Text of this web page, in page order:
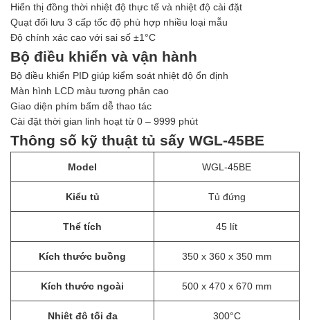
Hiển thị đồng thời nhiệt độ thực tế và nhiệt độ cài đặt
Quạt đối lưu 3 cấp tốc độ phù hợp nhiều loại mẫu
Độ chính xác cao với sai số ±1°C
Bộ điều khiển và vận hành
Bộ điều khiển PID giúp kiểm soát nhiệt độ ổn định
Màn hình LCD màu tương phản cao
Giao diện phím bấm dễ thao tác
Cài đặt thời gian linh hoạt từ 0 – 9999 phút
Thông số kỹ thuật tủ sấy WGL-45BE
Model WGL-45BE
Kiểu tủ Tủ đứng
Thể tích 45 lít
Kích thước buồng 350 x 360 x 350 mm
Kích thước ngoài 500 x 470 x 670 mm
Nhiệt độ tối đa 300°C